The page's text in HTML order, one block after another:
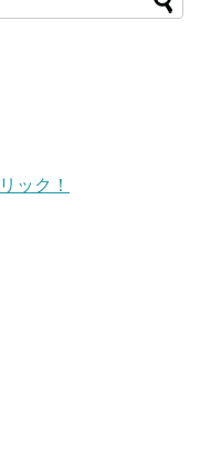
ック！